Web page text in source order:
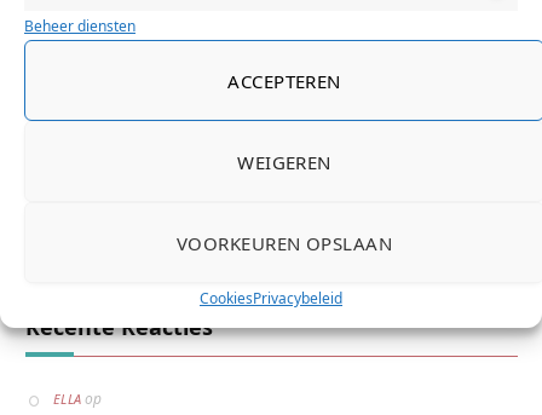
Beheer diensten
ACCEPTEREN
WEIGEREN
VOORKEUREN OPSLAAN
CookiesPrivacybeleid
Recente Reacties
ELLA op